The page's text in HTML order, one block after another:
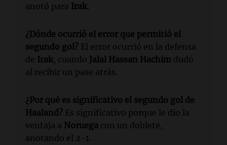
anotó para Irak.
¿Dónde ocurrió el error que permitió el
segundo gol? El error ocurrió en la defensa
de Irak, cuando Jalal Hassan Hachim dudó
al recibir un pase atrás.
¿Por qué es significativo el segundo gol de
Haaland? Es significativo porque le dio la
ventaja a Noruega con un doblete,
anotando el 2-1.